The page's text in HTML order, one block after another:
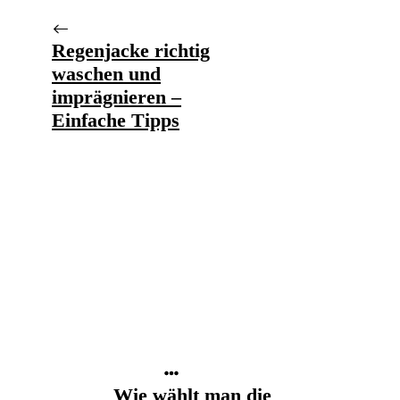
Regenjacke richtig
waschen und
imprägnieren –
Einfache Tipps
Wie wählt man die